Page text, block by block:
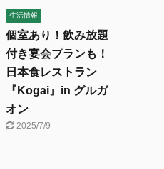
生活情報
個室あり！飲み放題
付き宴会プランも！
日本食レストラン
『Kogai』in グルガ
オン
2025/7/9